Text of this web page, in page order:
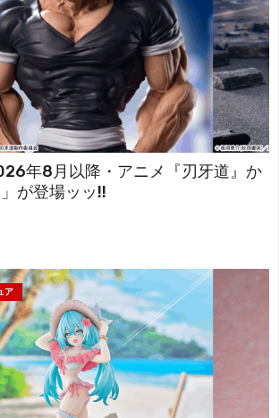
年8月以降・アニメ『刃牙道』か
が登場ッッ!!
ア